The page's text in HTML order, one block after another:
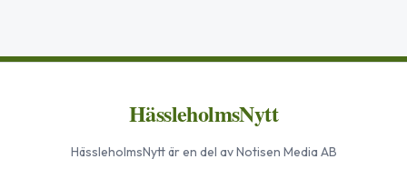
HässleholmsNytt
HässleholmsNyttär en del av Notisen Media AB